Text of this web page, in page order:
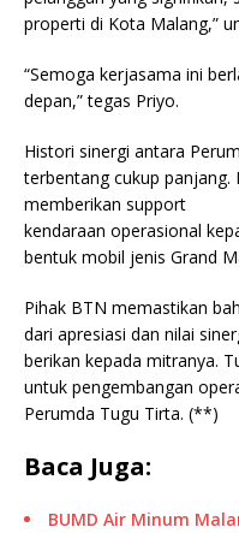
properti di Kota Malang,”
“Semoga kerjasama ini
depan,” tegas Priyo.
Histori sinergi antara
terbentang cukup panjang.
memberikan support
kendaraan operasional
bentuk mobil jenis Grand
Pihak BTN memastikan
dari apresiasi dan nilai
berikan kepada mitranya.
untuk pengembangan
Perumda Tugu Tirta. (**)
Baca Juga:
BUMD Air Minum